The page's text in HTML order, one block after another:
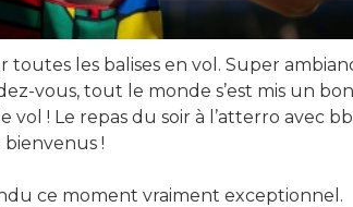
toutes les balises en vol. Super
vous, tout le monde s’est mis un
! Le repas du soir à l’atterro avec
!
ce moment vraiment exceptionnel.